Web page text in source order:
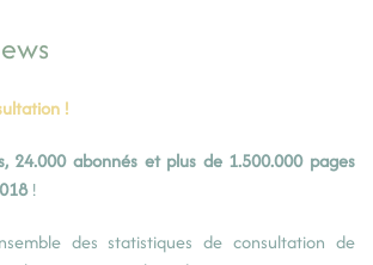
!
24.000 abonnés et plus de 1.500.000 pages
!
des statistiques de consultation de